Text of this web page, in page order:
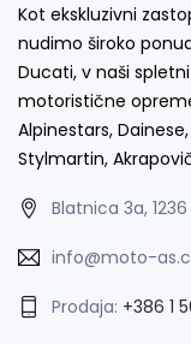
Kot ekskluzivni
nudimo široko
Ducati, v naši
motoristične
Alpinestars,
Stylmartin,
Blatnica 3a,
info@moto-
Prodaja: +386 1